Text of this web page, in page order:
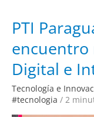
PTI
encuentro
Digital e
Tecnología e
#tecnologia / 2
PTI
Paraguay
participó
en
encuentro
sobre
Salud
Digital
e